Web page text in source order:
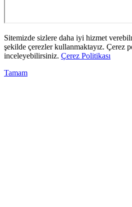
Sitemizde sizlere daha iyi hizmet
şekilde çerezler kullanmaktayız. Çerez
inceleyebilirsiniz. Çerez Politikası
Tamam